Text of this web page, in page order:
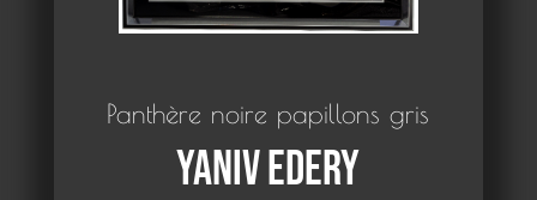
Panthère noire papillons gris
Yaniv Edery